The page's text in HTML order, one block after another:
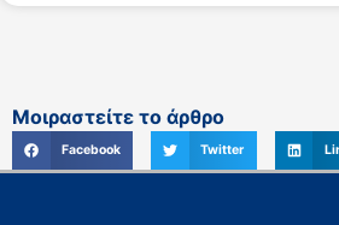
Μοιραστείτε το άρθρο
Facebook Twitter